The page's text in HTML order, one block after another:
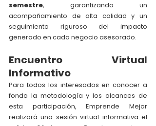
semestre, garantizando un
acompañamiento de alta calidad y un
seguimiento riguroso del impacto
generado en cada negocio asesorado.
Encuentro Virtual
Informativo
Para todos los interesados en conocer a
fondo la metodología y los alcances de
esta participación, Emprende Mejor
realizará una sesión virtual informativa el